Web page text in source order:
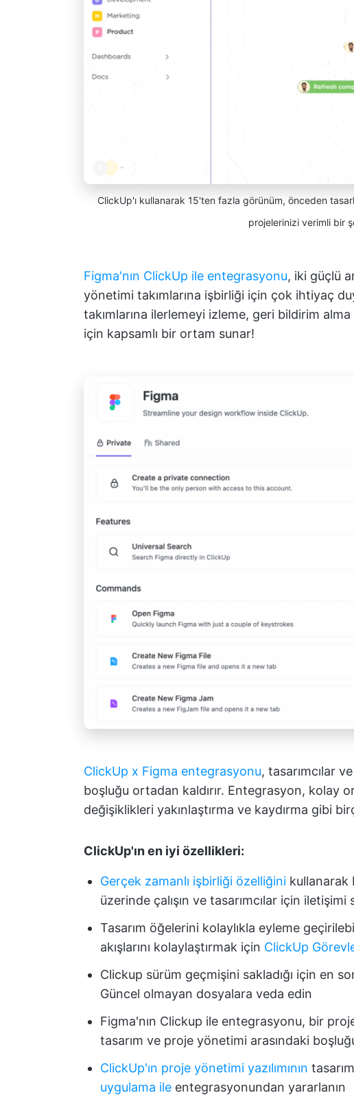
ClickUp'ı kullanarak 15'ten fazla görünüm, önceden
projelerinizi verimli bir
Figma'nın ClickUp ile entegrasyonu, iki güçlü
yönetimi takımlarına işbirliği için çok ihtiyaç
takımlarına ilerlemeyi izleme, geri bildirim
için kapsamlı bir ortam sunar!
ClickUp x Figma entegrasyonu, tasarımcılar
boşluğu ortadan kaldırır. Entegrasyon, kolay
değişiklikleri yakınlaştırma ve kaydırma gibi
ClickUp'ın en iyi özellikleri:
Gerçek zamanlı işbirliği özelliğini kullanarak
üzerinde çalışın ve tasarımcılar için
Tasarım öğelerini kolaylıkla eyleme
akışlarını kolaylaştırmak için ClickUp
Clickup sürüm geçmişini sakladığı için en
Güncel olmayan dosyalara veda edin
Figma'nın Clickup ile entegrasyonu, bir
tasarım ve proje yönetimi arasındaki
ClickUp'ın proje yönetimi yazılımının
uygulama ile entegrasyonundan yararlanın